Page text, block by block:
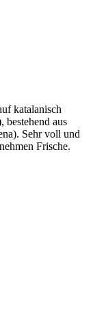
katalanisch
bestehend aus
Sehr voll und
Frische.